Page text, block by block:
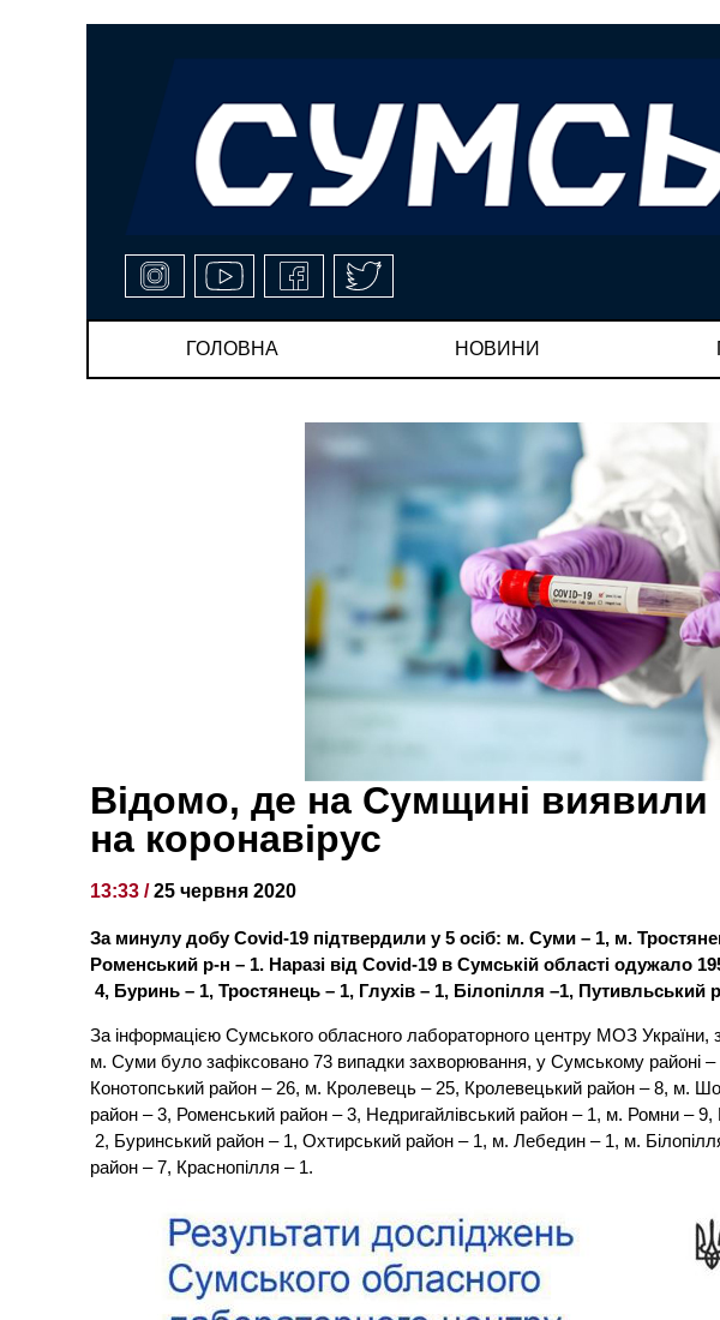
ГОЛОВНА НОВИНИ
Відомо, де на Сумщині виявили
на коронавірус
13:33 /25 червня 2020
За минулу добу Covid-19 підтвердили у 5 осіб: м. Суми – 1, м.
Роменський р-н – 1. Наразі від Covid-19 в Сумській області одужало
4, Буринь – 1, Тростянець – 1, Глухів – 1, Білопілля –1, Путивльський
За інформацією Сумського обласного лабораторного центру МОЗ України,
м. Суми було зафіксовано 73 випадки захворювання, у Сумському районі
Конотопський район – 26, м. Кролевець – 25, Кролевецький район – 8, м.
район – 3, Роменський район – 3, Недригайлівський район – 1, м. Ромни – 9,
2, Буринський район – 1, Охтирський район – 1, м. Лебедин – 1, м.
район – 7, Краснопілля – 1.